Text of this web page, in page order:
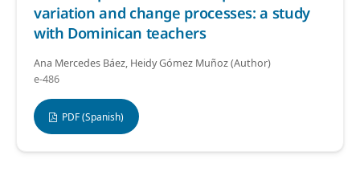
variation and change processes: a study
with Dominican teachers
Ana Mercedes Báez, Heidy Gómez Muñoz (Author)
e-486
PDF (Spanish)